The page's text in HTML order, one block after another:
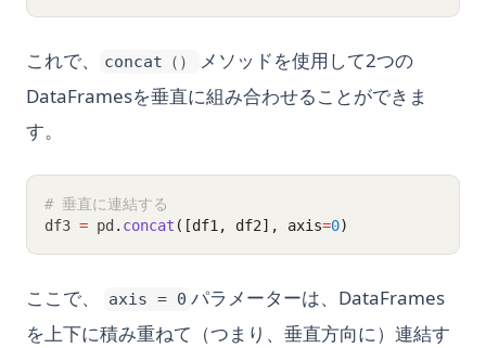
これで、 concat（）
メソッドを使用して2つの
DataFramesを垂直に組み合わせることができま
す。
# 垂直に連結する
df3 = pd . concat ([df1, df2], axis=0)
ここで、 axis = 0 パラメーターは、DataFrames
を上下に積み重ねて（つまり、垂直方向に）連結す